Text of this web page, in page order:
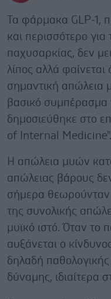
Τα φάρμακα GLP-1,
και περισσότερο
παχυσαρκίας, δεν
λίπος αλλά
σημαντική απώλεια
βασικό συμπέρασμα
δημοσιεύθηκε στο
of Internal Medicine".
Η απώλεια μυών
απώλειας βάρους
σήμερα θεωρούνταν
της συνολικής
μυϊκό ιστό. Όταν το
αυξάνεται ο
δηλαδή
δύναμης, ιδιαίτερα